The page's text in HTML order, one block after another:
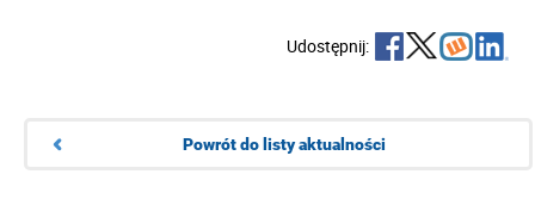
Udostępnij:
Powrót do listy aktualności